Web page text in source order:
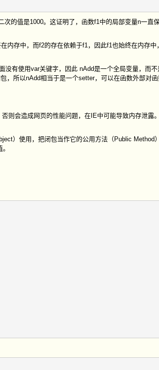
的值是1000。这证明了，函数f1中的局部变量n一直保
内存中，而f2的存在依赖于f1，因此f1也始终在内存中
有使用var关键字，因此 nAdd是一个全局变量，而
，所以nAdd相当于是一个setter，可以在函数外部对
则会造成网页的性能问题，在IE中可能导致内存泄露。
）使用，把闭包当作它的公用方法（Public Method